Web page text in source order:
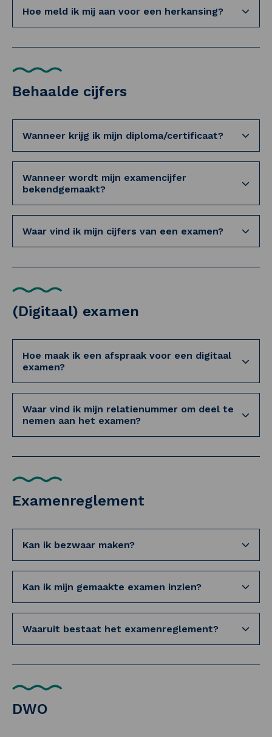
Hoe meld ik mij aan voor een herkansing?
Behaalde cijfers
Wanneer krijg ik mijn diploma/certificaat?
Wanneer wordt mijn examencijfer
bekendgemaakt?
Waar vind ik mijn cijfers van een examen?
(Digitaal) examen
Hoe maak ik een afspraak voor een digitaal
examen?
Waar vind ik mijn relatienummer om deel te
nemen aan het examen?
Examenreglement
Kan ik bezwaar maken?
Kan ik mijn gemaakte examen inzien?
Waaruit bestaat het examenreglement?
DWO